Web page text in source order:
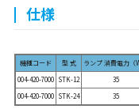
仕様
機種コード 型 式 ランプ 消費電力（
004-420-7000 STK-12 35
004-420-7000 STK-24 35